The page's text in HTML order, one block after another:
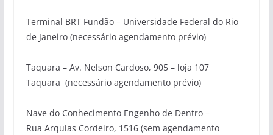
Terminal BRT Fundão– Universidade Federal do Rio
de Janeiro (necessário agendamento prévio)
Taquara – Av. Nelson Cardoso, 905 – loja 107
Taquara (necessário agendamento prévio)
Nave do Conhecimento Engenho de Dentro–
Rua Arquias Cordeiro, 1516 (sem agendamento